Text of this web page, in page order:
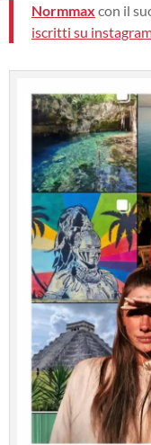
Normmax con il
iscritti su